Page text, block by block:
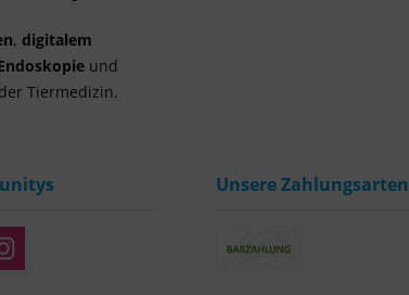
, digitalem
und
Tiermedizin.
Unsere Zahlungsarten